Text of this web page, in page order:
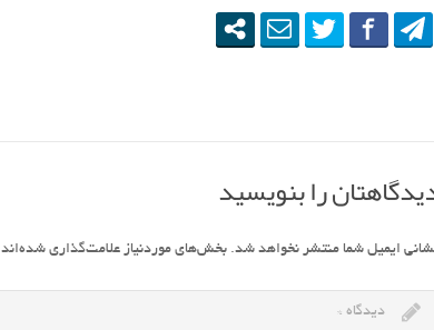
را بنویسید
ایمیل شما منتشر نخواهد شد. بخش‌های موردنیاز علامت‌گذاری شده‌اند